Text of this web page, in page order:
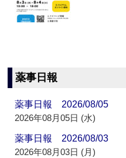
薬事日報
薬事日報 2026/08/05
2026年08月05日 (水)
薬事日報 2026/08/03
2026年08月03日 (月)